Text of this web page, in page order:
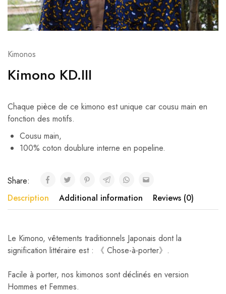
Kimonos
Kimono KD.III
Chaque pièce de ce kimono est unique car cousu main en
fonction des motifs.
Cousu main,
100% coton doublure interne en popeline.
Share:
Description
Additional information Reviews (0)
Le Kimono, vêtements traditionnels Japonais dont la
signification littéraire est : 《 Chose-à-porter》.
Facile à porter, nos kimonos sont déclinés en version
Hommes et Femmes.